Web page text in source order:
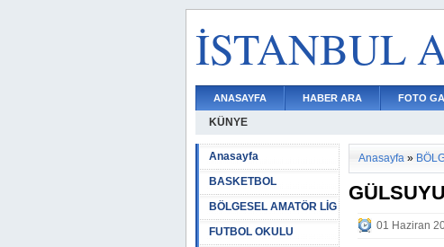
İSTANBUL
ANASAYFA HABER ARA FOTO
KÜNYE
Anasayfa
BASKETBOL
BÖLGESEL AMATÖR LİG
FUTBOL OKULU
Anasayfa »
01 Haziran